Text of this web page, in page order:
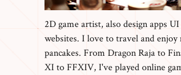
2D game artist, also design apps
websites. I love to travel and enjoy
pancakes. From Dragon Raja to
XI to FFXIV, I've played online